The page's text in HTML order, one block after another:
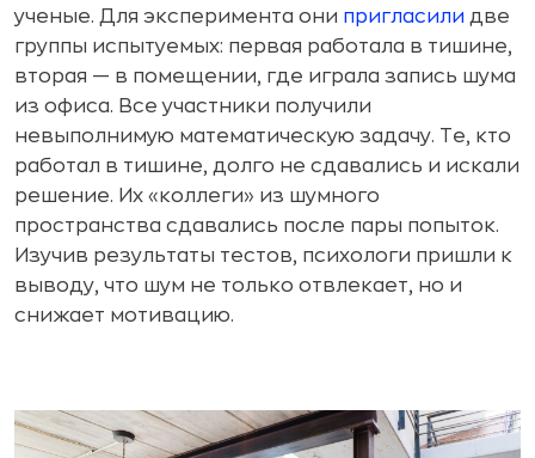
ученые. Для эксперимента они пригласили две
группы испытуемых: первая работала в тишине,
вторая — в помещении, где играла запись шума
из офиса. Все участники получили
невыполнимую математическую задачу. Те, кто
работал в тишине, долго не сдавались и искали
решение. Их «коллеги» из шумного
пространства сдавались после пары попыток.
Изучив результаты тестов, психологи пришли к
выводу, что шум не только отвлекает, но и
снижает мотивацию.